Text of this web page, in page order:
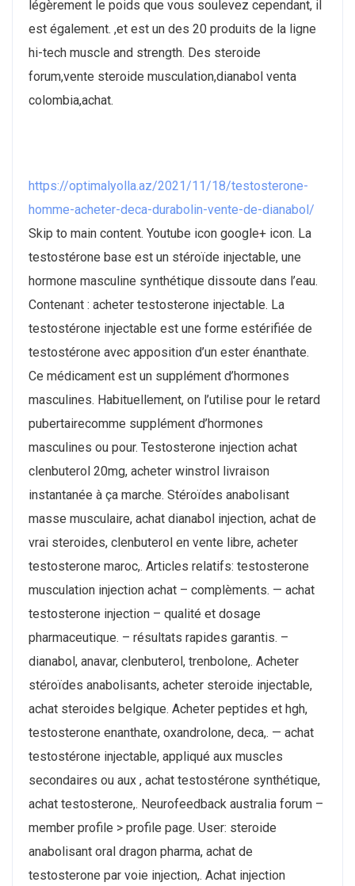
légèrement le poids que vous soulevez cependant, il
est également. ,et est un des 20 produits de la ligne
hi-tech muscle and strength. Des steroide
forum,vente steroide musculation,dianabol venta
colombia,achat.
https://optimalyolla.az/2021/11/18/testosterone-
homme-acheter-deca-durabolin-vente-de-dianabol/
Skip to main content. Youtube icon google+ icon. La
testostérone base est un stéroïde injectable, une
hormone masculine synthétique dissoute dans l’eau.
Contenant : acheter testosterone injectable. La
testostérone injectable est une forme estérifiée de
testostérone avec apposition d’un ester énanthate.
Ce médicament est un supplément d’hormones
masculines. Habituellement, on l’utilise pour le retard
pubertairecomme supplément d’hormones
masculines ou pour. Testosterone injection achat
clenbuterol 20mg, acheter winstrol livraison
instantanée à ça marche. Stéroïdes anabolisant
masse musculaire, achat dianabol injection, achat de
vrai steroides, clenbuterol en vente libre, acheter
testosterone maroc,. Articles relatifs: testosterone
musculation injection achat – complèments. — achat
testosterone injection – qualité et dosage
pharmaceutique. – résultats rapides garantis. –
dianabol, anavar, clenbuterol, trenbolone,. Acheter
stéroïdes anabolisants, acheter steroide injectable,
achat steroides belgique. Acheter peptides et hgh,
testosterone enanthate, oxandrolone, deca,. — achat
testostérone injectable, appliqué aux muscles
secondaires ou aux , achat testostérone synthétique,
achat testosterone,. Neurofeedback australia forum –
member profile > profile page. User: steroide
anabolisant oral dragon pharma, achat de
testosterone par voie injection,. Achat injection